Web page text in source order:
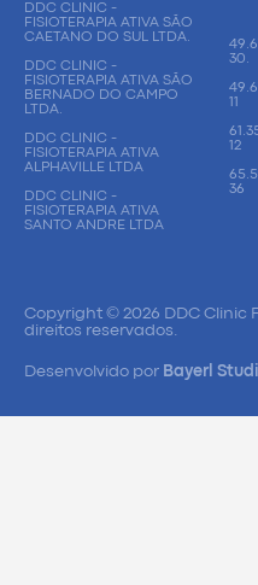
DDC CLINIC -
FISIOTERAPIA ATIVA SÃO
CAETANO DO SUL LTDA.
DDC CLINIC -
FISIOTERAPIA ATIVA SÃO
BERNADO DO CAMPO
LTDA.
DDC CLINIC -
FISIOTERAPIA ATIVA
ALPHAVILLE LTDA
DDC CLINIC -
FISIOTERAPIA ATIVA
SANTO ANDRE LTDA
30.
11
12
36
Copyright © 2026 DDC Clinic
direitos reservados.
Desenvolvido por Bayerl